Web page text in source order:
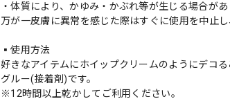
・体質により、かゆみ・かぶれ等が生じる場合があ
万が一皮膚に異常を感じた際はすぐに使用を中止し
▪️使用方法
好きなアイテムにホイップクリームのようにデコ
グルー(接着剤)です。
※12時間以上乾かしてご利用ください。